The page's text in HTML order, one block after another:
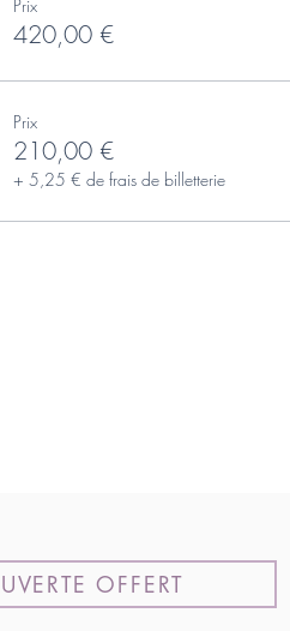
Prix
420,00 €
Prix
210,00 €
+ 5,25 € de frais de billetterie
OFFERT